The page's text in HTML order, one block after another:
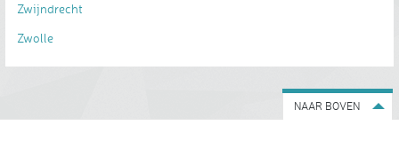
Zwijndrecht
Zwolle
NAAR BOVEN